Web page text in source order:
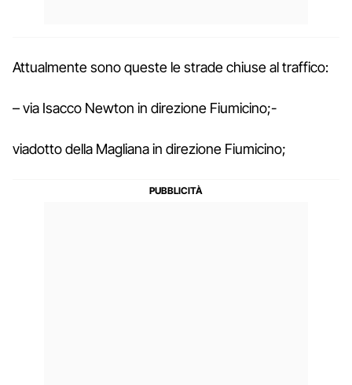
Attualmente sono queste le strade chiuse al traffico:
– via Isacco Newton in direzione Fiumicino;-
viadotto della Magliana in direzione Fiumicino;